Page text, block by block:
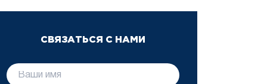
СВЯЗАТЬСЯ С НАМИ